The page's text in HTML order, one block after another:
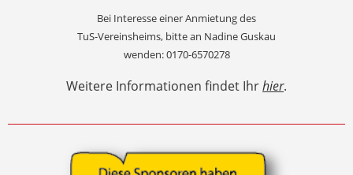
Bei Interesse einer Anmietung des
TuS-Vereinsheims, bitte an Nadine Guskau
wenden: 0170-6570278
Weitere Informationen findet Ihrhier.